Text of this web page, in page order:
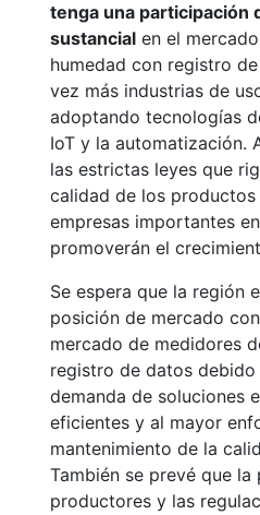
tenga una participación
sustancial en el
humedad con registro
vez más industrias de
adoptando tecnologías
IoT y la automatización.
las estrictas leyes que
calidad de los
empresas importantes
promoverán el
Se espera que la región
posición de mercado
mercado de medidores
registro de datos
demanda de soluciones
eficientes y al mayor
mantenimiento de la
También se prevé que
productores y las